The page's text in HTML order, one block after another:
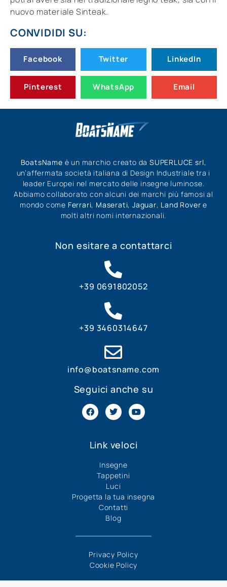
nuovo materiale Sinteak.
CONVIDIDI SU:
Facebook Twitter LinkedIn
Pinterest WhatsApp Email
BoatsName è un marchio creato daSUPERLUCE srl,
un’affermata società italiana di Design Industriale tra i
leader Europei nel mercato delle insegne luminose.
Abbiamo collaborato con alcuni dei marchi più famosi al
mondo come Ferrari, Maserati, Jaguar, Land Rover e
molti altri nomi internazionali.
Non esitare a contattarci
+39 0691802052
+39 3460314647
info@boatsname.com
Seguici anche su
Link veloci
Insegne
Tappetini
Luci
Progetta la tua insegna
Contatti
Blog
Privacy Policy
Cookie Policy